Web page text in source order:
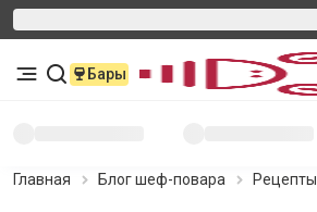
Бары
Главная Блог шеф-повара Рецепты